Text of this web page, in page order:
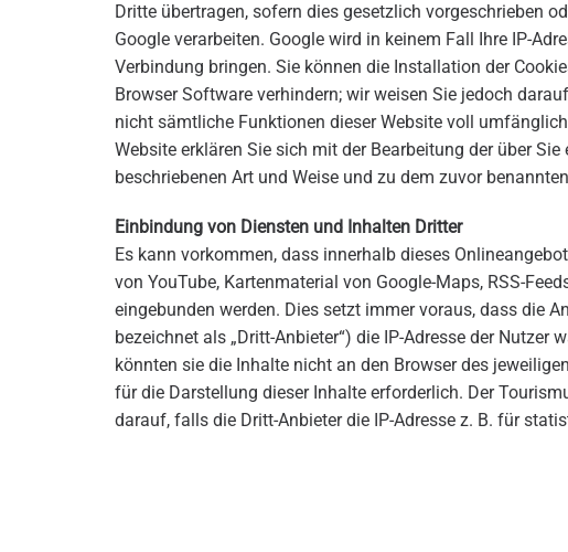
Dritte übertragen, sofern dies gesetzlich vorgeschrieben
Google verarbeiten. Google wird in keinem Fall Ihre IP-
Verbindung bringen. Sie können die Installation der
Browser Software verhindern; wir weisen Sie jedoch
nicht sämtliche Funktionen dieser Website voll
Website erklären Sie sich mit der Bearbeitung der über
beschriebenen Art und Weise und zu dem zuvor
Einbindung von Diensten und Inhalten Dritter
Es kann vorkommen, dass innerhalb dieses
von YouTube, Kartenmaterial von Google-Maps, RSS-
eingebunden werden. Dies setzt immer voraus, dass die
bezeichnet als „Dritt-Anbieter“) die IP-Adresse der Nutzer
könnten sie die Inhalte nicht an den Browser des
für die Darstellung dieser Inhalte erforderlich. Der
darauf, falls die Dritt-Anbieter die IP-Adresse z. B. für